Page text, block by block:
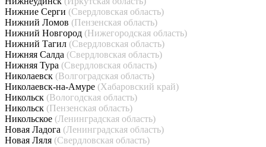
Нижние Серги (Свердловская область)
Нижний Ломов (Пензенская область)
Нижний Новгород (Нижегородская область)
Нижний Тагил (Свердловская область)
Нижняя Салда (Свердловская область)
Нижняя Тура (Свердловская область)
Николаевск (Волгоградская область)
Николаевск-на-Амуре (Хабаровский край)
Никольск (Вологодская область)
Никольск (Пензенская область)
Никольское (Ленинградская область)
Новая Ладога (Ленинградская область)
Новая Ляля (Свердловская область)